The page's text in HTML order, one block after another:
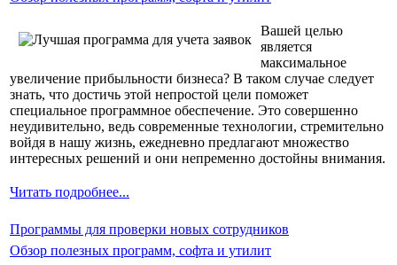
Вашей целью
является
максимальное
увеличение прибыльности бизнеса? В таком случае следует
знать, что достичь этой непростой цели поможет
специальное программное обеспечение. Это совершенно
неудивительно, ведь современные технологии, стремительно
войдя в нашу жизнь, ежедневно предлагают множество
интересных решений и они непременно достойны внимания.
Читать подробнее...
Программы для проверки новых сотрудников
Обзор полезных программ, софта и утилит